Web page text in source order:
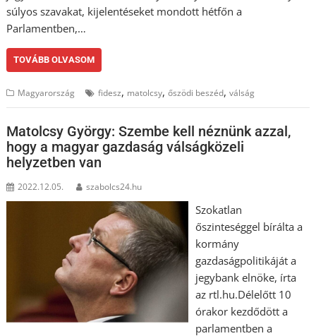
súlyos szavakat, kijelentéseket mondott hétfőn a
Parlamentben,…
TOVÁBB OLVASOM
Magyarország fidesz, matolcsy,őszödi beszéd,válság
Matolcsy György: Szembe kell néznünk azzal,
hogy a magyar gazdaság válságközeli
helyzetben van
2022.12.05. szabolcs24.hu
Szokatlan
őszinteséggel bírálta a
kormány
gazdaságpolitikáját a
jegybank elnöke, írta
az rtl.hu.Délelőtt 10
órakor kezdődött a
parlamentben a